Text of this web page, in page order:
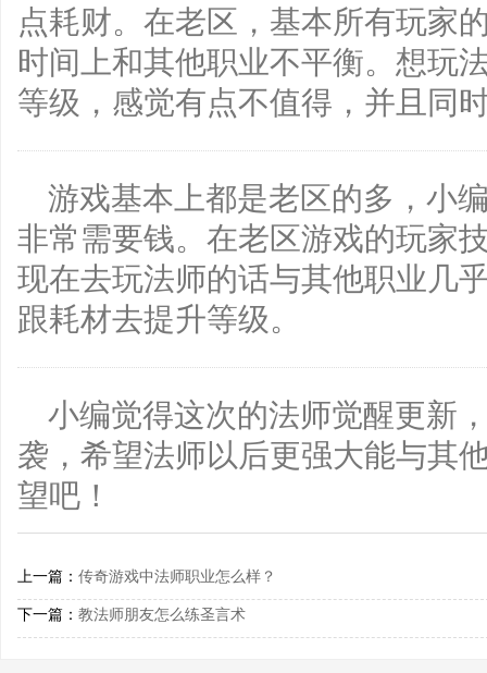
点耗财。在老区，基本所有玩家
时间上和其他职业不平衡。想玩
等级，感觉有点不值得，并且同
游戏基本上都是老区的多，小
非常需要钱。在老区游戏的玩家
现在去玩法师的话与其他职业几
跟耗材去提升等级。
小编觉得这次的法师觉醒更新
袭，希望法师以后更强大能与其
望吧！
上一篇： 传奇游戏中法师职业怎么样？
下一篇： 教法师朋友怎么练圣言术